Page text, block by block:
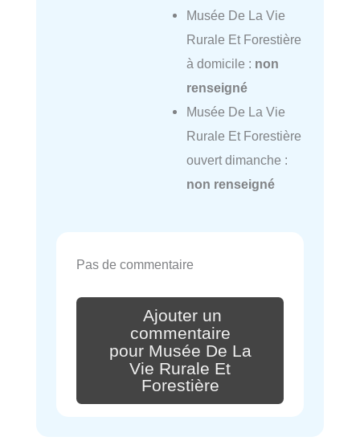
Musée De La Vie
Rurale Et Forestière
à domicile : non
renseigné
Musée De La Vie
Rurale Et Forestière
ouvert dimanche :
non renseigné
Pas de commentaire
Ajouter un
commentaire
pour Musée De La
Vie Rurale Et
Forestière